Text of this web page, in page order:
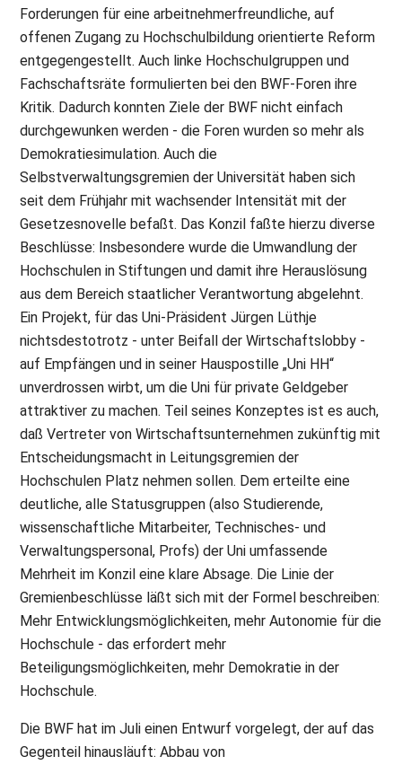
Forderungen für eine arbeitnehmerfreundliche, auf
offenen Zugang zu Hochschulbildung orientierte Reform
entgegengestellt. Auch linke Hochschulgruppen und
Fachschaftsräte formulierten bei den BWF-Foren ihre
Kritik. Dadurch konnten Ziele der BWF nicht einfach
durchgewunken werden - die Foren wurden so mehr als
Demokratiesimulation. Auch die
Selbstverwaltungsgremien der Universität haben sich
seit dem Frühjahr mit wachsender Intensität mit der
Gesetzesnovelle befaßt. Das Konzil faßte hierzu diverse
Beschlüsse: Insbesondere wurde die Umwandlung der
Hochschulen in Stiftungen und damit ihre Herauslösung
aus dem Bereich staatlicher Verantwortung abgelehnt.
Ein Projekt, für das Uni-Präsident Jürgen Lüthje
nichtsdestotrotz - unter Beifall der Wirtschaftslobby -
auf Empfängen und in seiner Hauspostille „Uni HH“
unverdrossen wirbt, um die Uni für private Geldgeber
attraktiver zu machen. Teil seines Konzeptes ist es auch,
daß Vertreter von Wirtschaftsunternehmen zukünftig mit
Entscheidungsmacht in Leitungsgremien der
Hochschulen Platz nehmen sollen. Dem erteilte eine
deutliche, alle Statusgruppen (also Studierende,
wissenschaftliche Mitarbeiter, Technisches- und
Verwaltungspersonal, Profs) der Uni umfassende
Mehrheit im Konzil eine klare Absage. Die Linie der
Gremienbeschlüsse läßt sich mit der Formel beschreiben:
Mehr Entwicklungsmöglichkeiten, mehr Autonomie für die
Hochschule - das erfordert mehr
Beteiligungsmöglichkeiten, mehr Demokratie in der
Hochschule.
Die BWF hat im Juli einen Entwurf vorgelegt, der auf das
Gegenteil hinausläuft: Abbau von